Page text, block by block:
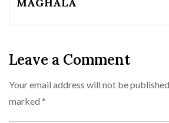
Leave a Comment
Your email address will not be
marked *